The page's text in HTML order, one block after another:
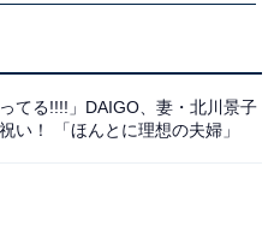
ってる!!!!」DAIGO、妻・北川景子
い！ 「ほんとに理想の夫婦」